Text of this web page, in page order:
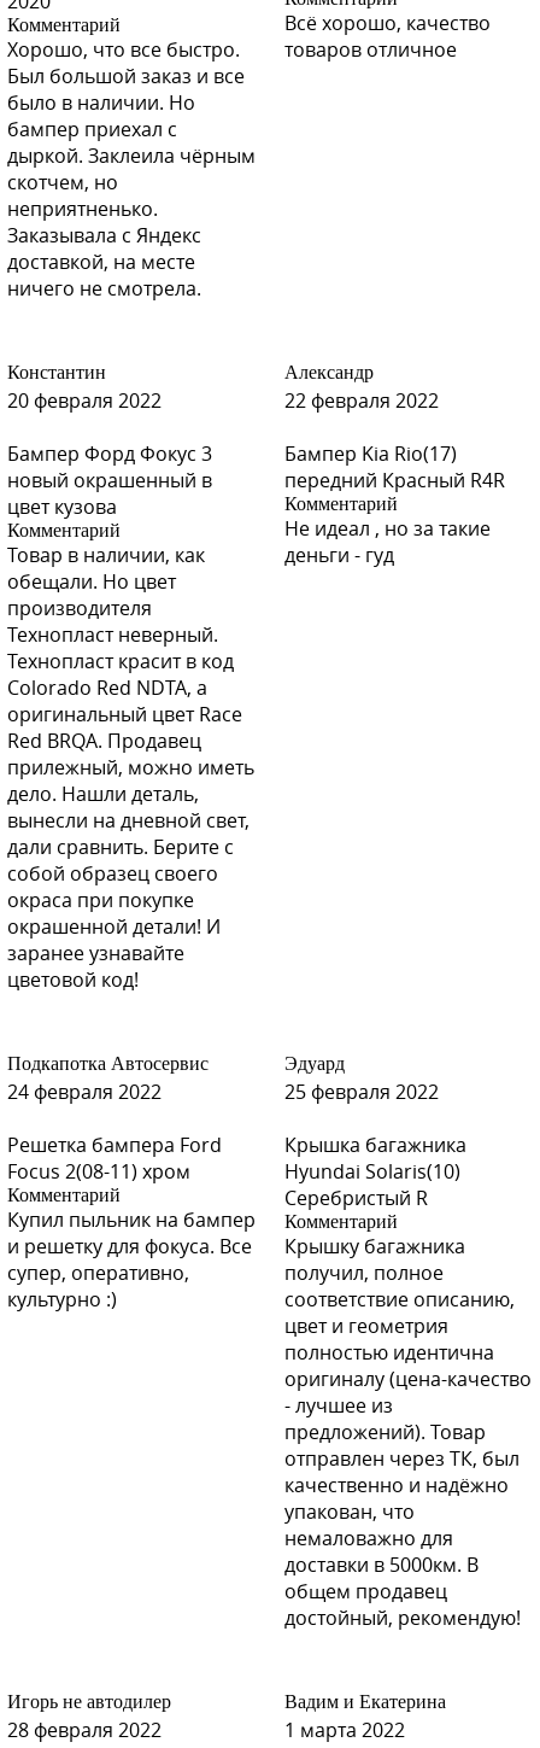
H07 - MUSKAVIT (Бежевый Мусковит)
H07 - MUSKAVIT (Бежевый Мусковит)
H07 - MUSKAVIT (Бежевый Мусковит)
Y05 - Ренессанс или YO6 - Циркон
Y05 - Ренессанс или YO6 - Циркон
Y05 - Ренессанс или YO6 - Циркон
Y10 - Коричневый металлик
Y10 - Коричневый металлик
Y10 - Коричневый металлик
Комментарий
Хорошо, что все быстро.
Был большой заказ и все
было в наличии. Но
бампер приехал с
дыркой. Заклеила чёрным
скотчем, но
неприятненько.
Заказывала с Яндекс
доставкой, на месте
ничего не смотрела.
Всё хорошо, качество
товаров отличное
Константин
20 февраля 2022
Бампер Форд Фокус 3
новый окрашенный в
цвет кузова
Комментарий
Товар в наличии, как
обещали. Но цвет
производителя
Технопласт неверный.
Технопласт красит в код
Colorado Red NDTA, а
оригинальный цвет Race
Red BRQA. Продавец
прилежный, можно иметь
дело. Нашли деталь,
вынесли на дневной свет,
дали сравнить. Берите с
собой образец своего
окраса при покупке
окрашенной детали! И
заранее узнавайте
цветовой код!
Александр
22 февраля 2022
Бампер Kia Rio(17)
передний Красный R4R
Комментарий
Не идеал , но за такие
деньги - гуд
Подкапотка Автосервис
24 февраля 2022
Решетка бампера Ford
Focus 2(08-11) хром
Комментарий
Купил пыльник на бампер
и решетку для фокуса. Все
супер, оперативно,
культурно :)
Эдуард
25 февраля 2022
Крышка багажника
Hyundai Solaris(10)
Серебристый R
Комментарий
Крышку багажника
получил, полное
соответствие описанию,
цвет и геометрия
полностью идентична
оригиналу (цена-качество
- лучшее из
предложений). Товар
отправлен через ТК, был
качественно и надёжно
упакован, что
немаловажно для
доставки в 5000км. В
общем продавец
достойный, рекомендую!
Игорь не автодилер
28 февраля 2022
Вадим и Екатерина
1 марта 2022